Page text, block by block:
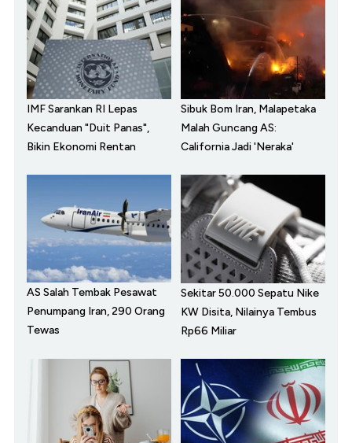
IMF Sarankan RI Lepas
Kecanduan "Duit Panas",
Bikin Ekonomi Rentan
Sibuk Bom Iran, Malapetaka
Malah Guncang AS:
California Jadi 'Neraka'
AS Salah Tembak Pesawat
Penumpang Iran, 290 Orang
Tewas
Sekitar 50.000 Sepatu Nike
KW Disita, Nilainya Tembus
Rp66 Miliar